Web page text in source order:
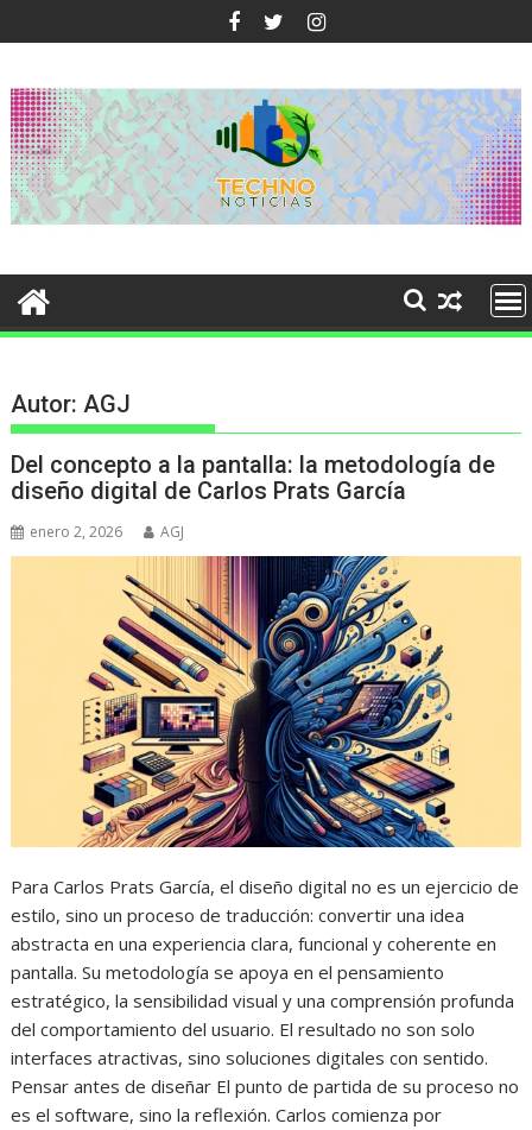
al
Autor:AGJ
Del concepto a la pantalla: la metodología de
diseño digital de Carlos Prats García
enero 2, 2026 AGJ
Para Carlos Prats García, el diseño digital no es un ejercicio de
estilo, sino un proceso de traducción: convertir una idea
abstracta en una experiencia clara, funcional y coherente en
pantalla. Su metodología se apoya en el pensamiento
estratégico, la sensibilidad visual y una comprensión profunda
del comportamiento del usuario. El resultado no son solo
interfaces atractivas, sino soluciones digitales con sentido.
Pensar antes de diseñar El punto de partida de su proceso no
es el software, sino la reflexión. Carlos comienza por